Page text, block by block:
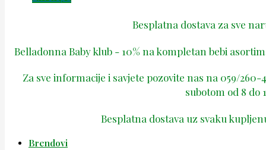
Besplatna dostava za sve
Belladonna Baby klub - 10% na kompletan bebi
Za sve informacije i savjete pozovite nas na 059/
subotom od 8 do
Besplatna dostava uz svaku
Brendovi